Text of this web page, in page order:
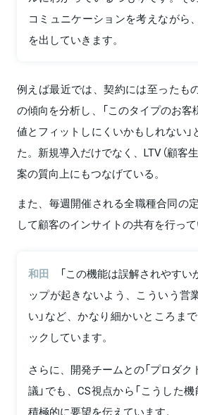
コミュニケーションを考えながら
を出していきます。
例えば最近では、契約には至ったも
の傾向を分析し、「このタイプのお
値とフィットしにくいかもしれない
た。新規導入だけでなく、LTV（顧客
案の質向上にもつなげている。
また、毎週開催される全職種合同の
して顧客のインサイトの共有を行って
和田
「この機能は誤解されやす
ップが起きないよう、こういう営
い」など、かなり細かいところま
ックしています。
さらに、開発チームとの「プロダ
議」でも、CS視点から「こうした機
積極的に要望を伝えています。